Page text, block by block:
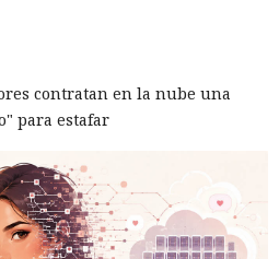
contratan en la nube una
para estafar